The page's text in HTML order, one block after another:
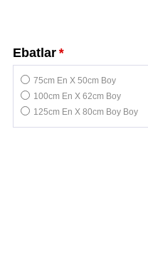
*
Ebatlar
75cm En X 50cm Boy
100cm En X 62cm Boy
125cm En X 80cm Boy Boy